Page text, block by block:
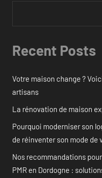
Recent Posts
Votre maison change ?
artisans
La rénovation de maison
Pourquoi moderniser son
de réinventer son mode de
Nos recommandations
PMR en Dordogne :